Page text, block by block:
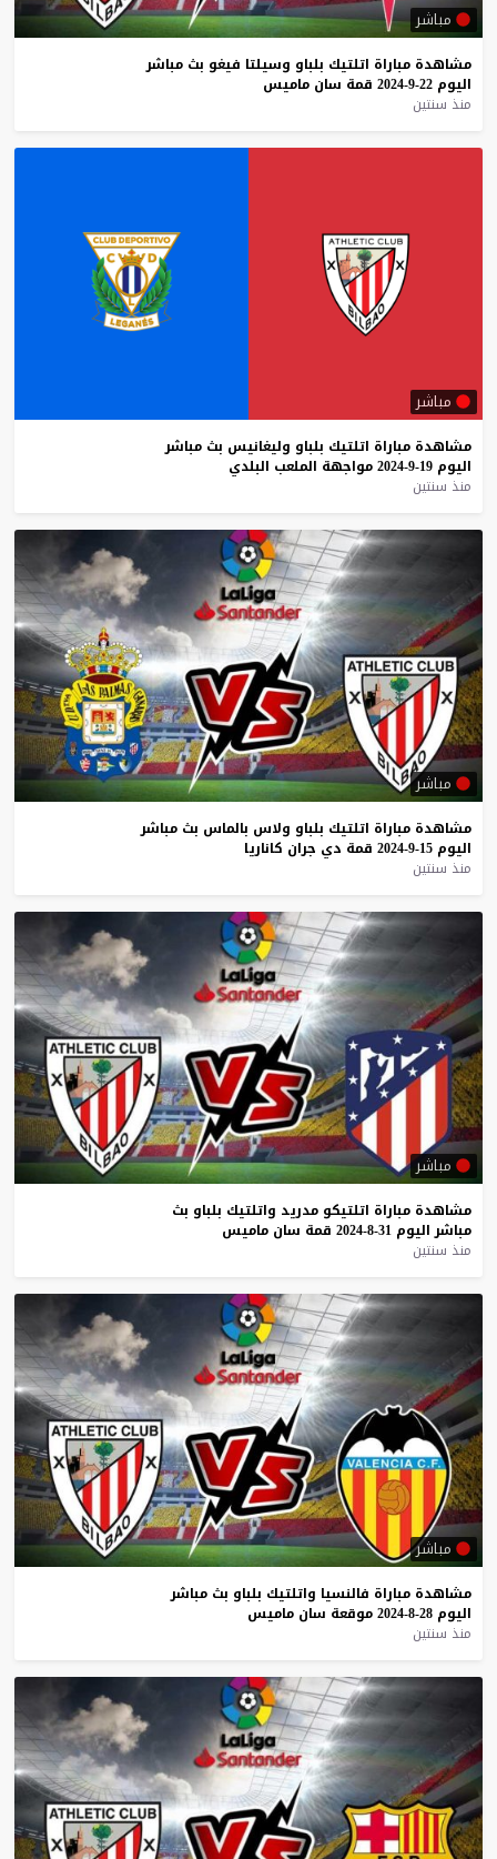
مباشر
مشاهدة مباراة اتلتيك بلباو وسيلتا فيغو بث مباشر
اليوم 22-9-2024 قمة سان ماميس
منذ سنتين
مباشر
مشاهدة مباراة اتلتيك بلباو وليغانيس بث مباشر
اليوم 19-9-2024 مواجهة الملعب البلدي
منذ سنتين
مباشر
مشاهدة مباراة اتلتيك بلباو ولاس بالماس بث مباشر
اليوم 15-9-2024 قمة دي جران كاناريا
منذ سنتين
مباشر
مشاهدة مباراة اتلتيكو مدريد واتلتيك بلباو بث
مباشر اليوم 31-8-2024 قمة سان ماميس
منذ سنتين
مباشر
مشاهدة مباراة فالنسيا واتلتيك بلباو بث مباشر
اليوم 28-8-2024 موقعة سان ماميس
منذ سنتين